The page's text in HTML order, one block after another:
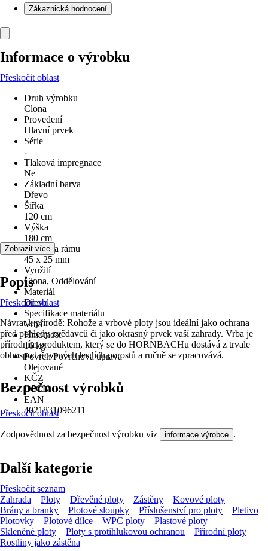
Zákaznická hodnocení
Informace o výrobku
Přeskočit oblast
Druh výrobku
Clona
Provedení
Hlavní prvek
Série
-
Tlaková impregnace
Ne
Základní barva
Dřevo
Šířka
120 cm
Výška
180 cm
Tloušťka rámu
45 x 25 mm
Využití
Clona, Oddělování
Materiál
Dřevo
Specifikace materiálu
Vrba
Hmotnost
16 kg
Povrch/Povrchová úprava
Olejované
KČZ
D5CN
EAN
4021831096211
Zobrazit více
Popis
Přeskočit oblast
Návrat k přírodě: Rohože a vrbové ploty jsou ideální jako ochrana
před pohledy zvědavců či jako okrasný prvek vaší zahrady. Vrba je
přírodním produktem, který se do HORNBACHu dostává z trvale
obhospodařovaných lesních porostů a ručně se zpracovává.
Bezpečnost výrobků
Přeskočit oblast
Zodpovědnost za bezpečnost výrobku viz informace výrobce .
Další kategorie
Přeskočit seznam
Zahrada
Ploty Dřevěné ploty Zástěny
Kovové ploty
Brány a branky
Plotové sloupky Příslušenství pro ploty
Pletivo
Plotovky
Plotové dílce WPC ploty
Plastové ploty
Skleněné ploty
Ploty s protihlukovou ochranou
Přírodní ploty
Rostliny jako zástěna